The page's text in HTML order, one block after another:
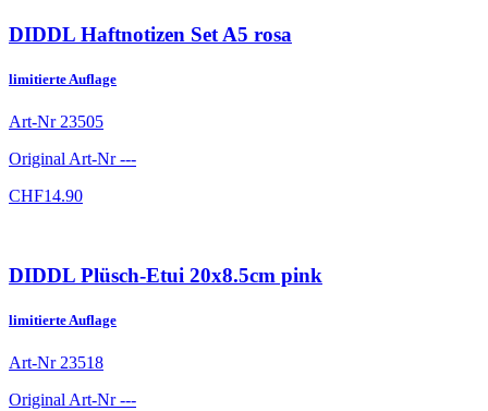
DIDDL Haftnotizen Set A5 rosa
limitierte Auflage
Art-Nr 23505
Original Art-Nr---
CHF14.90
DIDDL Plüsch-Etui 20x8.5cm pink
limitierte Auflage
Art-Nr 23518
Original Art-Nr---